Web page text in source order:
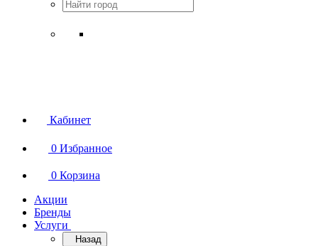
Кабинет
0 Избранное
0 Корзина
Акции
Бренды
Услуги
Назад